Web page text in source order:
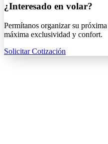
¿Interesado en volar?
Permítanos organizar su
máxima exclusividad y confort.
Solicitar Cotización